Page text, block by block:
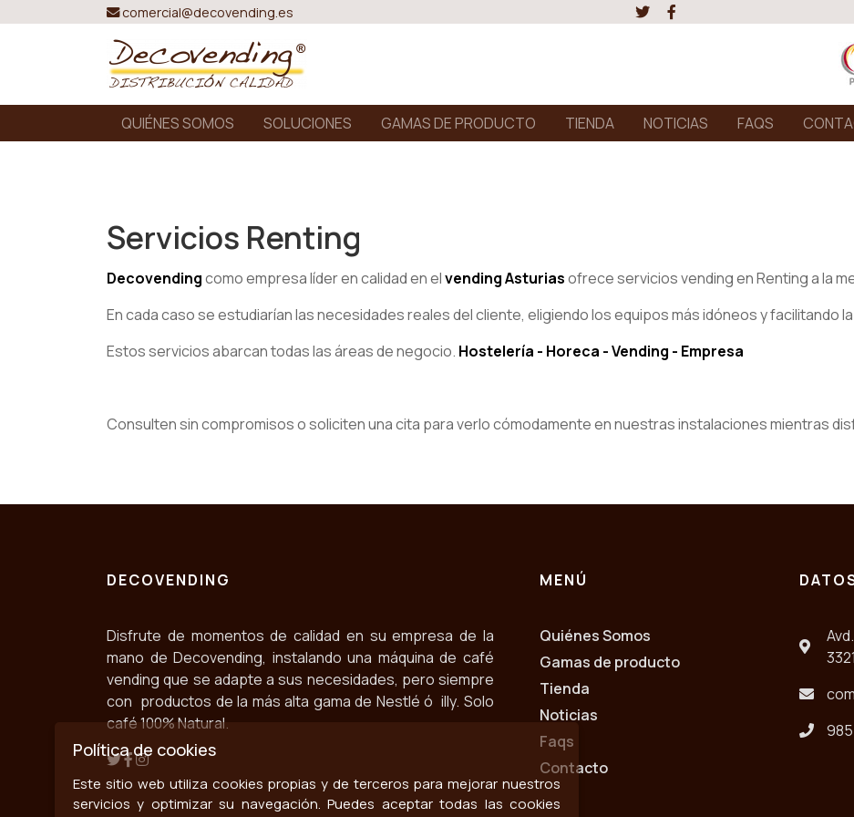
comercial@decovending.es
QUIÉNES SOMOS SOLUCIONES GAMAS DE PRODUCTO TIENDA NOTICIAS FAQS
Servicios Renting
Decovendingcomo empresa líder en calidad en elvending Asturiasofrece servicios vending en Renting a la
En cada caso se estudiarían las necesidades reales del cliente, eligiendo los equipos más idóneos y facilitando
Estos servicios abarcan todas las áreas de negocio. Hostelería - Horeca - Vending - Empresa
Consulten sin compromisos o soliciten una cita para verlo cómodamente en nuestras instalaciones mientras
DECOVENDING
Disfrute de momentos de calidad en su empresa de la
mano de Decovending, instalando una máquina de café
vending que se adapte a sus necesidades, pero siempre
con productos de la más alta gama de Nestlé ó illy. Solo
café 100% Natural.
MENÚ
Quiénes Somos
Gamas de producto
Tienda
Noticias
Faqs
Contacto
Política de cookies
Este sitio web utiliza cookies propias y de terceros para mejorar nuestros
servicios y optimizar su navegación. Puedes aceptar todas las cookies